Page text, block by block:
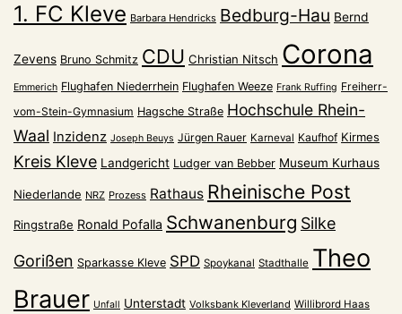
1. FC Kleve Barbara Hendricks Bedburg-Hau Bernd
Zevens Bruno Schmitz CDU Christian Nitsch Corona
Emmerich Flughafen Niederrhein Flughafen Weeze Frank Ruffing Freiherr-
vom-Stein-Gymnasium Hagsche Straße Hochschule Rhein-
Waal Inzidenz Joseph Beuys Jürgen Rauer Karneval Kaufhof Kirmes
Kreis Kleve Landgericht Ludger van Bebber Museum Kurhaus
Niederlande NRZ Prozess Rathaus Rheinische Post
Ringstraße Ronald Pofalla Schwanenburg Silke
Gorißen Sparkasse Kleve SPD Spoykanal Stadthalle Theo
Brauer Unfall Unterstadt Volksbank Kleverland Willibrord Haas